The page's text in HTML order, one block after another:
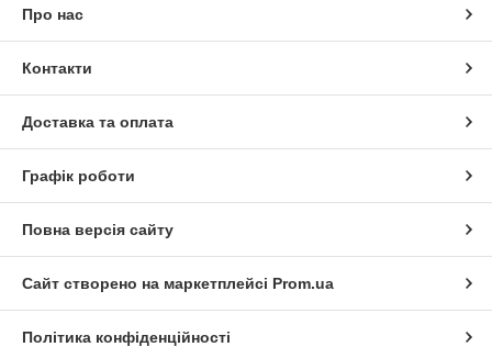
Про нас
Контакти
Доставка та оплата
Графік роботи
Повна версія сайту
Сайт створено на маркетплейсі Prom.ua
Політика конфіденційності